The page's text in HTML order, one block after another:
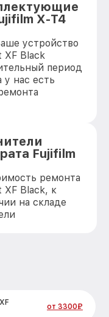
X-T4
устройство
XF Black
период
нас есть
Fujifilm
ремонта
XF Black, к
на складе
от 3300₽